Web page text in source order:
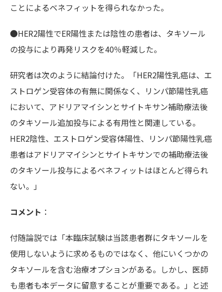
ことによるベネフィットを得られなかった。
●HER2陽性でER陽性または陰性の患者は、タキソール
の投与により再発リスクを40％軽減した。
研究者は次のように結論付けた。「HER2陽性乳癌は、エ
ストロゲン受容体の有無に関係なく、リンパ節陽性乳癌
において、アドリアマイシンとサイトキサン補助療法後
のタキソール追加投与による有用性と関連している。
HER2陰性、エストロゲン受容体陽性、リンパ節陽性乳癌
患者はアドリアマイシンとサイトキサンでの補助療法後
のタキソール投与によるベネフィットはほとんど得られ
ない。」
コメント ：
付随論説では「本臨床試験は当該患者群にタキソールを
使用しないように求めるものではなく、他にいくつかの
タキソールを含む治療オプションがある。しかし、医師
も患者も本データに留意することが重要である。」と述